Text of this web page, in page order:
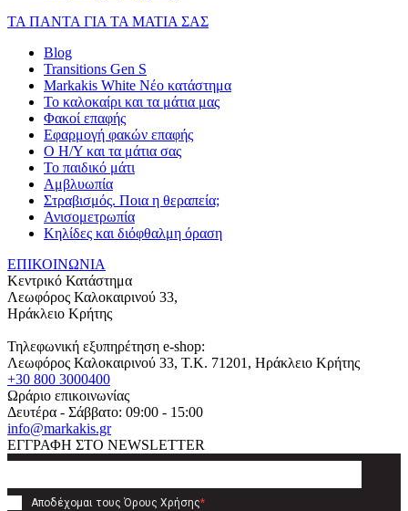
ΤΑ ΠΑΝΤΑ ΓΙΑ ΤΑ ΜΑΤΙΑ ΣΑΣ
Blog
Transitions Gen S
Markakis White Νέο κατάστημα
Το καλοκαίρι και τα μάτια μας
Φακοί επαφής
Εφαρμογή φακών επαφής
Ο Η/Υ και τα μάτια σας
Το παιδικό μάτι
Αμβλυωπία
Στραβισμός. Ποια η θεραπεία;
Ανισομετρωπία
Κηλίδες και διόφθαλμη όραση
ΕΠΙΚΟΙΝΩΝΙΑ
Κεντρικό Κατάστημα
Λεωφόρος Καλοκαιρινού 33,
Ηράκλειο Κρήτης
Τηλεφωνική εξυπηρέτηση e-shop:
Λεωφόρος Καλοκαιρινού 33, T.K. 71201, Ηράκλειο Κρήτης
+30 800 3000400
Ωράριο επικοινωνίας
Δευτέρα - Σάββατο: 09:00 - 15:00
info@markakis.gr
ΕΓΓΡΑΦΗ ΣΤΟ NEWSLETTER
Αποδέχομαι τους Όρους Χρήσης*